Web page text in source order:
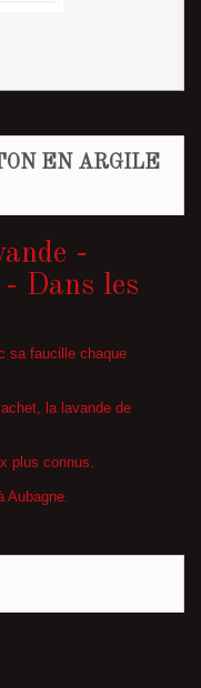
EN ARGILE
-
- Dans les
sa faucille chaque
la lavande de
plus connus.
Aubagne.